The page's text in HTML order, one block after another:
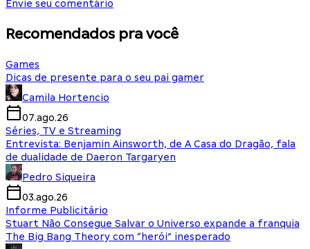
Envie seu comentário
Recomendados pra você
Games
Dicas de presente para o seu pai gamer
Camila Hortencio
07.ago.26
Séries, TV e Streaming
Entrevista: Benjamin Ainsworth, de A Casa do Dragão, fala
de dualidade de Daeron Targaryen
Pedro Siqueira
03.ago.26
Informe Publicitário
Stuart Não Consegue Salvar o Universo expande a franquia
The Big Bang Theory com “herói” inesperado